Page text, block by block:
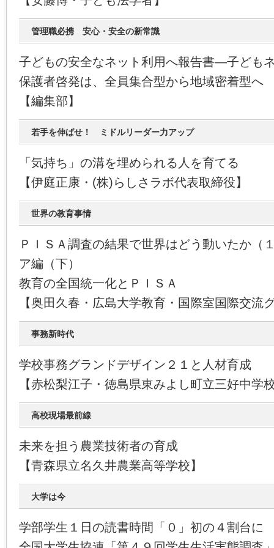
管理職必携 安心・安全の新常識
子どもの安全なネット利用へ報告書―子ども
保護者啓発は、全員集合型から地域密着型へ
【編集部】
若手を伸ばせ！ ミドルリーダー力アップ
「気持ち」の溝を埋められる人を育てる
【伊庭正康・(株)らしさラボ代表取締役】
世界の教育事情
ＰＩＳＡ調査の結果で世界はどう動いたか（
ア編（下）
教育の全国統一化とＰＩＳＡ
【奥田久春・広島大学教育・国際室国際交流
事務新時代
学校事務グランドデザイン２１と人材育成
【赤松梨江子・徳島県東みよし町立三好中学
高校現場最前線
未来を担う農業技術者の育成
【青森県立名久井農業高等学校】
大学は今
学部学生１日の読書時間「０」初の４割台に